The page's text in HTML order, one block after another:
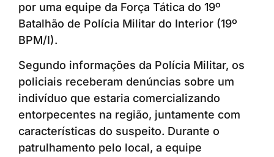
por uma equipe da Força Tática do 19º
Batalhão de Polícia Militar do Interior (19º
BPM/I).
Segundo informações da Polícia Militar, os
policiais receberam denúncias sobre um
indivíduo que estaria comercializando
entorpecentes na região, juntamente com
características do suspeito. Durante o
patrulhamento pelo local, a equipe